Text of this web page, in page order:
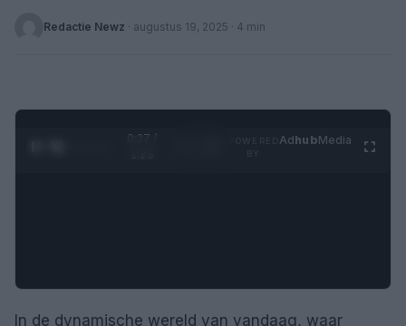
Redactie Newz · augustus 19, 2025 · 4 min
0:28 /
AdhubMedia
In de dynamische wereld van vandaag, waar